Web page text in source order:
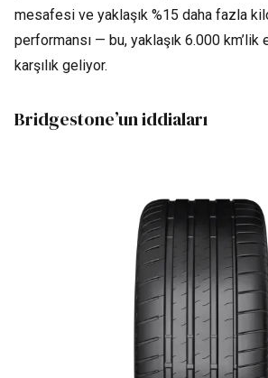
mesafesi ve yaklaşık %15 daha fazla
performansı — bu, yaklaşık 6.000 km’lik
karşılık geliyor.
Bridgestone’un iddiaları